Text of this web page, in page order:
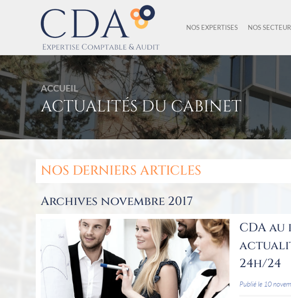
NOS EXPERTISES NOS
ACCUEIL
ACTUALITÉS DU CABINET
NOS DERNIERS ARTICLES
Archives novembre 2017
CDA
24h/24
Publié le 10